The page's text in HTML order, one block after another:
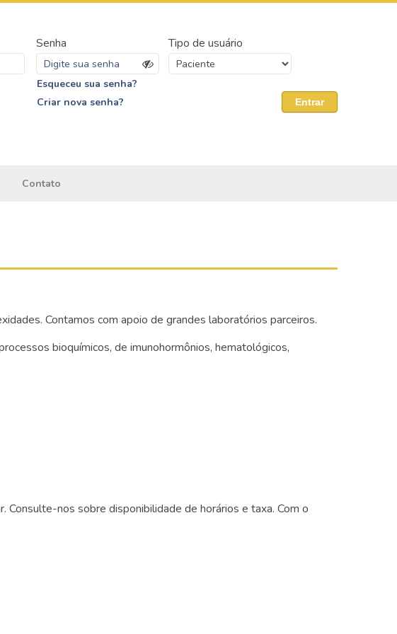
Senha
Esqueceu sua senha?
Criar nova senha?
Tipo de usuário
Entrar
Contato
Contamos com apoio de grandes laboratórios parceiros.
bioquímicos, de imunohormônios, hematológicos,
nos sobre disponibilidade de horários e taxa. Com o